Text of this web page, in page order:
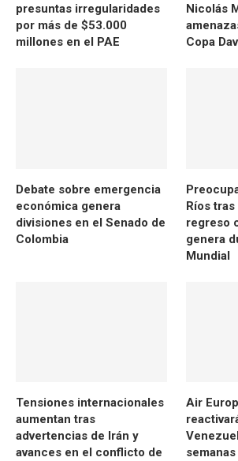
presuntas irregularidades
por más de $53.000
millones en el PAE
Nicolás
Copa
Debate sobre emergencia
económica genera
divisiones en el Senado de
Colombia
Ríos
regreso
genera
Mundial
Tensiones internacionales
aumentan tras
advertencias de Irán y
avances en el conflicto de
Air
semanas